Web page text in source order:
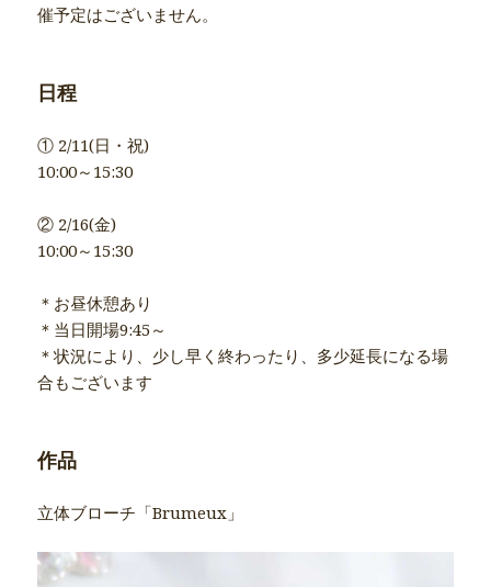
催予定はございません。
日程
① 2/11(日・祝)
10:00～15:30
② 2/16(金)
10:00～15:30
＊お昼休憩あり
＊当日開場9:45～
＊状況により、少し早く終わったり、多少延長になる場
合もございます
作品
立体ブローチ「Brumeux」